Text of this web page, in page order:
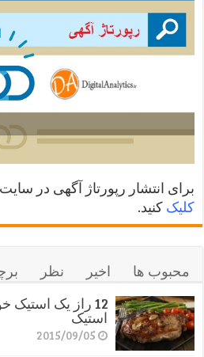
برای انتشار رپورتاژ آگهی در
کلیک کنید.
محبوب ها اخیر نظر
12 راز یک
استیک
2015/09/05